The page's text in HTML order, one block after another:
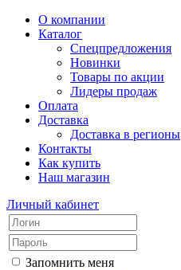
О компании
Каталог
Спецпредложения
Новинки
Товары по акции
Лидеры продаж
Оплата
Доставка
Доставка в регионы
Контакты
Как купить
Наш магазин
Личный кабинет
Запомнить меня